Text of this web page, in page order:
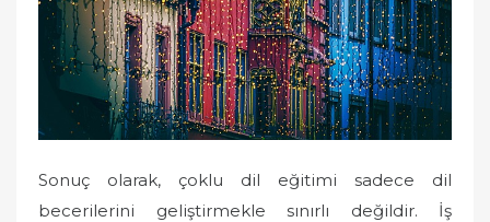
Sonuç olarak, çoklu dil eğitimi sadece dil
becerilerini geliştirmekle sınırlı değildir. İş